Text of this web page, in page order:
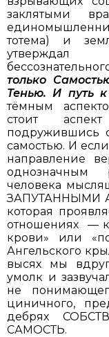
заклятыми
тотема) и
только
Тенью. И путь
тёмным
стоит
подружившись
самостью. И
направление
однозначным
человека
ЗАПУТАННЫМИ
которая
отношениях —
крови» или
Ангельского
высях мы
умолк и
не
циничного,
дебрях
САМОСТЬ.